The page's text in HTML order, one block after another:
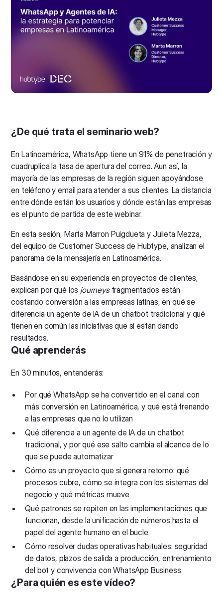
¿De qué trata el seminario web?
En Latinoamérica, WhatsApp tiene un 91% de penetración y
cuadruplica la tasa de apertura del correo. Aun así, la
mayoría de las empresas de la región siguen apoyándose
en teléfono y email para atender a sus clientes. La distancia
entre dónde están los usuarios y dónde están las empresas
es el punto de partida de este webinar.
En esta sesión, Marta Marron Puigdueta y Julieta Mezza,
del equipo de Customer Success de Hubtype, analizan el
panorama de la mensajería en Latinoamérica.
Basándose en su experiencia en proyectos de clientes,
explican por qué los journeysfragmentados están
costando conversión a las empresas latinas, en qué se
diferencia un agente de IA de un chatbot tradicional y qué
tienen en común las iniciativas que sí están dando
resultados.
Qué aprenderás
En 30 minutos, entenderás:
Por qué WhatsApp se ha convertido en el canal con
más conversión en Latinoamérica, y qué está frenando
a las empresas que no lo utilizan
Qué diferencia a un agente de IA de un chatbot
tradicional, y por qué ese salto cambia el alcance de lo
que se puede automatizar
Cómo es un proyecto que sí genera retorno: qué
procesos cubre, cómo se integra con los sistemas del
negocio y qué métricas mueve
Qué patrones se repiten en las implementaciones que
funcionan, desde la unificación de números hasta el
papel del agente humano en el bucle
Cómo resolver dudas operativas habituales: seguridad
de datos, plazos de salida a producción, entrenamiento
del bot y convivencia con WhatsApp Business
¿Para quién es este vídeo?